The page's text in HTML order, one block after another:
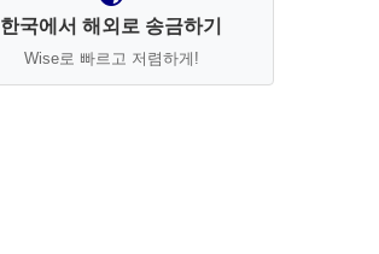
한국에서 해외로 송금하기
Wise로 빠르고 저렴하게!